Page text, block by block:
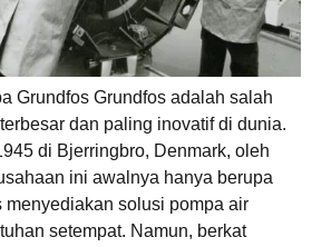
Grundfos Grundfos adalah salah
dan paling inovatif di dunia.
di Bjerringbro, Denmark, oleh
ini awalnya hanya berupa
menyediakan solusi pompa air
setempat. Namun, berkat